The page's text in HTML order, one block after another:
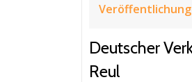
Deutscher
Reul